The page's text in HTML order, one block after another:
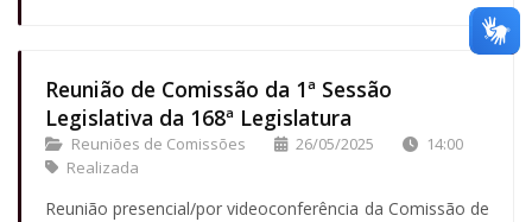
Reunião de Comissão da 1ª Sessão
Legislativa da 168ª Legislatura
Reuniões de Comissões 26/05/2025
14:00
Realizada
Reunião presencial/por videoconferência da Comissão de